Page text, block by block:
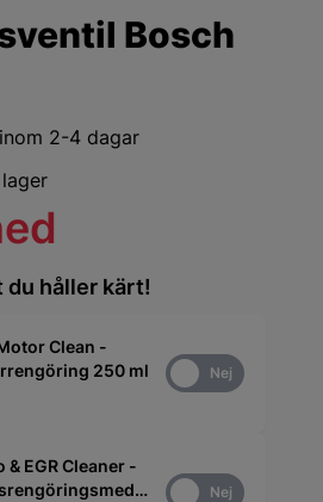
Bosch
2-4 dagar
du håller kärt!
Clean -
250 ml
Nej
& EGR Cleaner -
Nej